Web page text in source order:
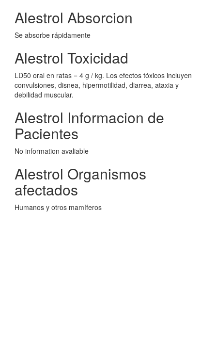
Alestrol Absorcion
Se absorbe rápidamente
Alestrol Toxicidad
LD50 oral en ratas = 4 g / kg. Los efectos tóxicos incluyen
convulsiones, disnea, hipermotilidad, diarrea, ataxia y
debilidad muscular.
Alestrol Informacion de
Pacientes
No information avaliable
Alestrol Organismos
afectados
Humanos y otros mamíferos